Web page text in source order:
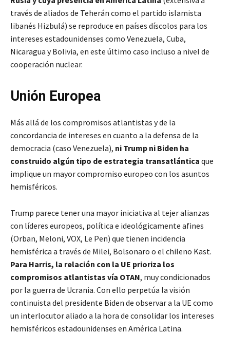
través de aliados de Teherán como el partido islamista
libanés Hizbulá) se reproduce en países díscolos para los
intereses estadounidenses como Venezuela, Cuba,
Nicaragua y Bolivia, en este último caso incluso a nivel de
cooperación nuclear.
Unión Europea
Más allá de los compromisos atlantistas y de la
concordancia de intereses en cuanto a la defensa de la
democracia (caso Venezuela), ni Trump ni Biden ha
construido algún tipo de estrategia transatlántica que
implique un mayor compromiso europeo con los asuntos
hemisféricos.
Trump parece tener una mayor iniciativa al tejer alianzas
con líderes europeos, política e ideológicamente afines
(Orban, Meloni, VOX, Le Pen) que tienen incidencia
hemisférica a través de Milei, Bolsonaro o el chileno Kast.
Para Harris, la relación con la UE prioriza los
compromisos atlantistas vía OTAN, muy condicionados
por la guerra de Ucrania. Con ello perpetúa la visión
continuista del presidente Biden de observar a la UE como
un interlocutor aliado a la hora de consolidar los intereses
hemisféricos estadounidenses en América Latina.